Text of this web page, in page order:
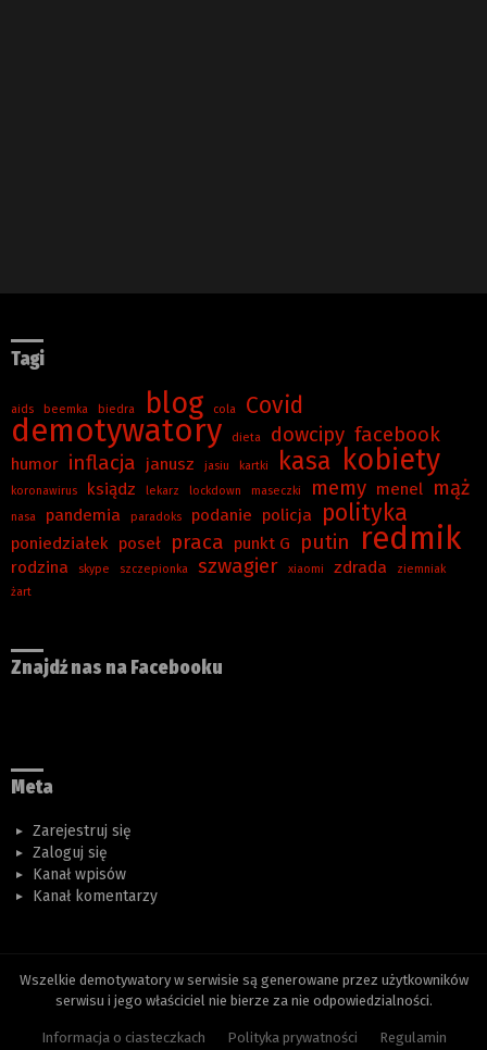
Tagi
aids beemka biedra blog cola Covid
demotywatory dieta dowcipy facebook
humor inflacja janusz jasiu kartki kasa kobiety
koronawirus ksiądz lekarz lockdown maseczki memy menel mąż
nasa pandemia paradoks podanie policja polityka
poniedziałek poseł praca punkt G putin redmik
rodzina skype szczepionka szwagier xiaomi zdrada
ziemniak
żart
Znajdź nas na Facebooku
Meta
Zarejestruj się
Zaloguj się
Kanał wpisów
Kanał komentarzy
Wszelkie demotywatory w serwisie są generowane przez użytkowników
serwisu i jego właściciel nie bierze za nie odpowiedzialności.
Informacja o ciasteczkach Polityka prywatności Regulamin